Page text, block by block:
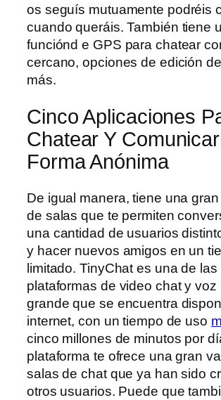
os seguís mutuamente podréis
cuando queráis. También tiene
funciónd e GPS para chatear
cercano, opciones de edición
más.
Cinco Aplicaciones
Chatear Y
Forma Anónima
De igual manera, tiene una
de salas que te permiten
una cantidad de usuarios
y hacer nuevos amigos en un
limitado. TinyChat es una de las
plataformas de video chat y voz
grande que se encuentra
internet, con un tiempo de uso
cinco millones de minutos por
plataforma te ofrece una gran
salas de chat que ya han sido
otros usuarios. Puede que